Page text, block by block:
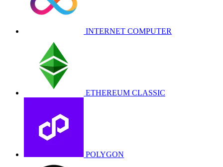
INTERNET COMPUTER
ETHEREUM CLASSIC
POLYGON